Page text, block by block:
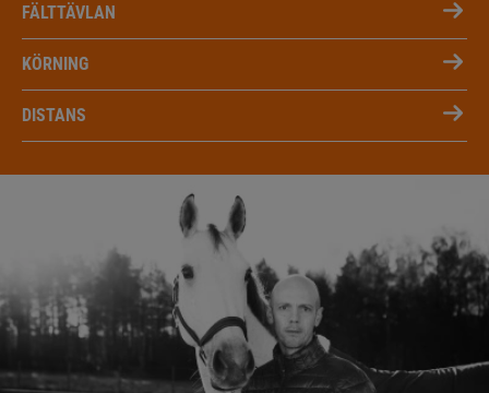
FÄLTTÄVLAN
KÖRNING
DISTANS